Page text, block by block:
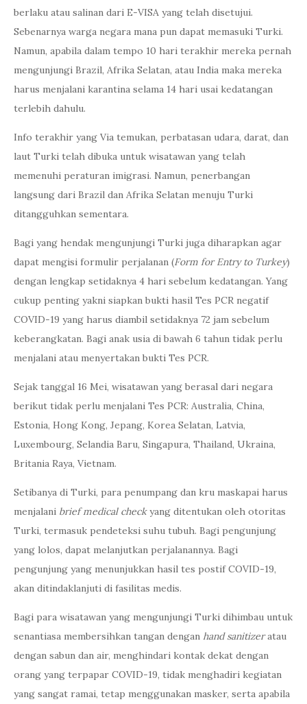
berlaku atau salinan dari E-VISA yang telah disetujui.
Sebenarnya warga negara mana pun dapat memasuki Turki.
Namun, apabila dalam tempo 10 hari terakhir mereka pernah
mengunjungi Brazil, Afrika Selatan, atau India maka mereka
harus menjalani karantina selama 14 hari usai kedatangan
terlebih dahulu.
Info terakhir yang Via temukan, perbatasan udara, darat, dan
laut Turki telah dibuka untuk wisatawan yang telah
memenuhi peraturan imigrasi. Namun, penerbangan
langsung dari Brazil dan Afrika Selatan menuju Turki
ditangguhkan sementara.
Bagi yang hendak mengunjungi Turki juga diharapkan agar
dapat mengisi formulir perjalanan (Form for Entry to Turkey)
dengan lengkap setidaknya 4 hari sebelum kedatangan. Yang
cukup penting yakni siapkan bukti hasil Tes PCR negatif
COVID-19 yang harus diambil setidaknya 72 jam sebelum
keberangkatan. Bagi anak usia di bawah 6 tahun tidak perlu
menjalani atau menyertakan bukti Tes PCR.
Sejak tanggal 16 Mei, wisatawan yang berasal dari negara
berikut tidak perlu menjalani Tes PCR: Australia, China,
Estonia, Hong Kong, Jepang, Korea Selatan, Latvia,
Luxembourg, Selandia Baru, Singapura, Thailand, Ukraina,
Britania Raya, Vietnam.
Setibanya di Turki, para penumpang dan kru maskapai harus
menjalani brief medical checkyang ditentukan oleh otoritas
Turki, termasuk pendeteksi suhu tubuh. Bagi pengunjung
yang lolos, dapat melanjutkan perjalanannya. Bagi
pengunjung yang menunjukkan hasil tes postif COVID-19,
akan ditindaklanjuti di fasilitas medis.
Bagi para wisatawan yang mengunjungi Turki dihimbau untuk
senantiasa membersihkan tangan dengan hand sanitizeratau
dengan sabun dan air, menghindari kontak dekat dengan
orang yang terpapar COVID-19, tidak menghadiri kegiatan
yang sangat ramai, tetap menggunakan masker, serta apabila